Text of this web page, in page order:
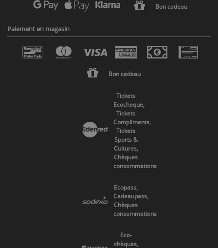
Bon cadeau
Paiement en magasin
Bon cadeau
Tickets
Ecocheque,
Tickets
Compliments,
Tickets
Sports &
Cultures,
Chèques
consommations
Ecopass,
Cadeaupass,
Chèques
consommations
Eco-
chèques,